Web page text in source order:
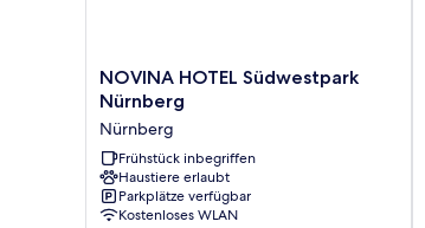
NOVINA
HOTEL
Südwestpark
Nürnberg
Nürnberg
NOVINA HOTEL Südwestpark
Nürnberg
Nürnberg
Frühstück inbegriffen
Haustiere erlaubt
Parkplätze verfügbar
Kostenloses WLAN